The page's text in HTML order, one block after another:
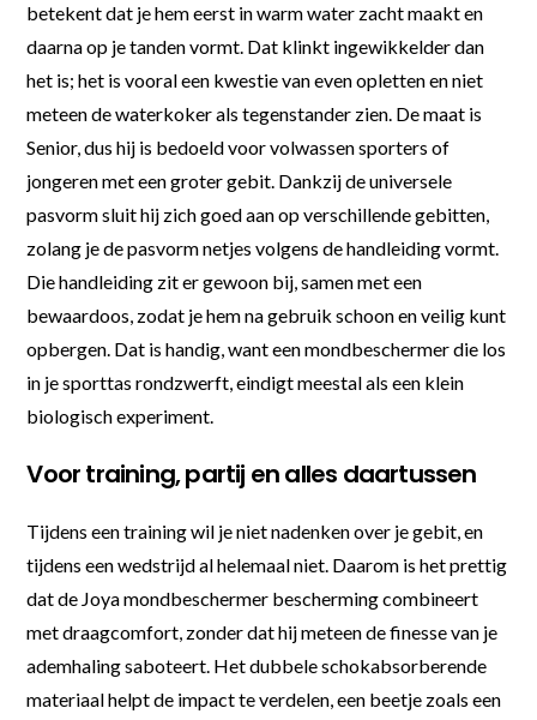
betekent dat je hem eerst in warm water zacht maakt en
daarna op je tanden vormt. Dat klinkt ingewikkelder dan
het is; het is vooral een kwestie van even opletten en niet
meteen de waterkoker als tegenstander zien. De maat is
Senior, dus hij is bedoeld voor volwassen sporters of
jongeren met een groter gebit. Dankzij de universele
pasvorm sluit hij zich goed aan op verschillende gebitten,
zolang je de pasvorm netjes volgens de handleiding vormt.
Die handleiding zit er gewoon bij, samen met een
bewaardoos, zodat je hem na gebruik schoon en veilig kunt
opbergen. Dat is handig, want een mondbeschermer die los
in je sporttas rondzwerft, eindigt meestal als een klein
biologisch experiment.
Voor training, partij en alles daartussen
Tijdens een training wil je niet nadenken over je gebit, en
tijdens een wedstrijd al helemaal niet. Daarom is het prettig
dat de Joya mondbeschermer bescherming combineert
met draagcomfort, zonder dat hij meteen de finesse van je
ademhaling saboteert. Het dubbele schokabsorberende
materiaal helpt de impact te verdelen, een beetje zoals een